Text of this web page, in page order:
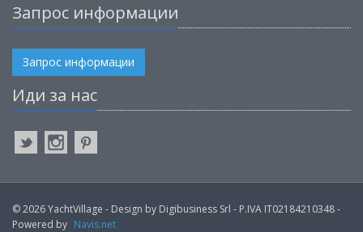
Запрос информации
Запрос информации
Иди за нас
© 2026 YachtVillage - Design by Digibusiness Srl - P.IVA IT02184210348 -
Powered by Navis.net